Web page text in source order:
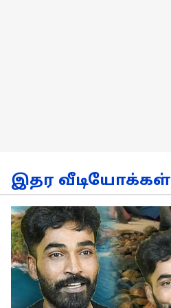
இதர வீடியோக்கள்